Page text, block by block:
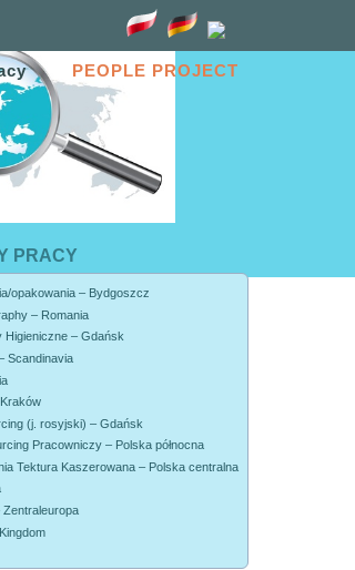
PEOPLE PROJECT
właśnie komplement od zasłużonego
mojego bardzo dobrego Klienta od
choć może odrobinę chropowata
od zawsze w branży
PRACY
opakowania – Bydgoszcz
– Romania
Higieniczne – Gdańsk
Scandinavia
(j. rosyjski) – Gdańsk
Pracowniczy – Polska północna
Tektura Kaszerowana – Polska centralna
Zentraleuropa